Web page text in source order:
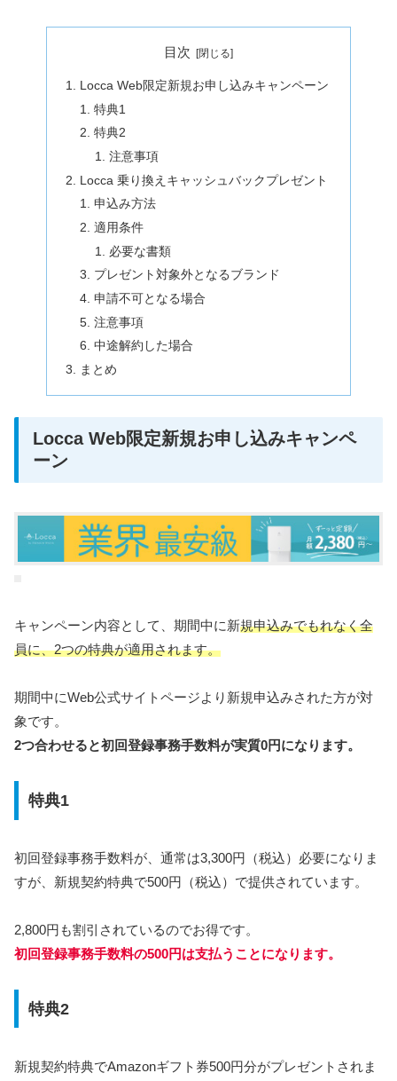
目次
Locca Web限定新規お申し込みキャンペーン
特典1
特典2
注意事項
Locca 乗り換えキャッシュバックプレゼント
申込み方法
適用条件
必要な書類
プレゼント対象外となるブランド
申請不可となる場合
注意事項
中途解約した場合
まとめ
Locca Web限定新規お申し込みキャンペ
ーン
キャンペーン内容として、期間中に新規申込みでもれなく全
員に、2つの特典が適用されます。
期間中にWeb公式サイトページより新規申込みされた方が対
象です。
2つ合わせると初回登録事務手数料が実質0円になります。
特典1
初回登録事務手数料が、通常は3,300円（税込）必要になりま
すが、新規契約特典で500円（税込）で提供されています。
2,800円も割引されているのでお得です。
初回登録事務手数料の500円は支払うことになります。
特典2
新規契約特典でAmazonギフト券500円分がプレゼントされま